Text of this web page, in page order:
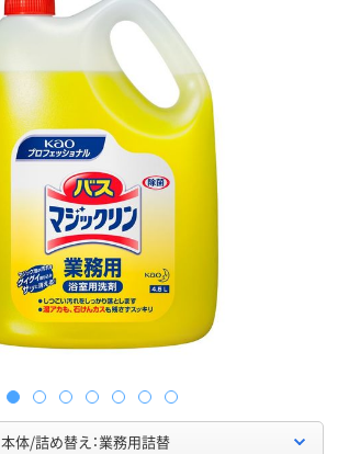
本体/詰め替え：業務用詰替